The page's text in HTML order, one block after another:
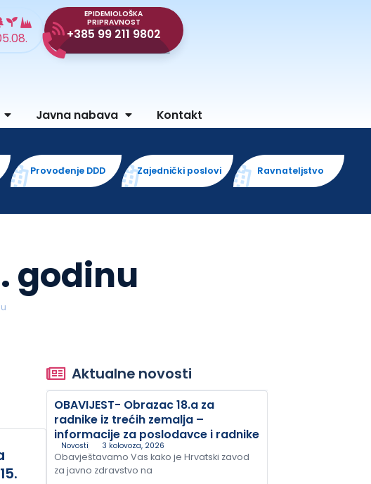
EPIDEMIOLOŠKA
PRIPRAVNOST
+385 99 211 9802
Javna nabava Kontakt
Provođenje DDD Zajednički poslovi Ravnateljstvo
godinu
Aktualne novosti
OBAVIJEST- Obrazac 18.a za
radnike iz trećih zemalja –
informacije za poslodavce i radnike
Novosti 3 kolovoza, 2026
Obavještavamo Vas kako je Hrvatski zavod
za javno zdravstvo na